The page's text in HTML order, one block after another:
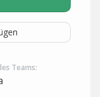
Teams: